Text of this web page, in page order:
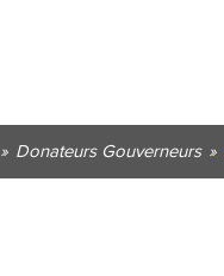
» Donateurs Gouverneurs »